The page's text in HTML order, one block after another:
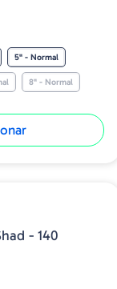
5" - Normal
8" - Normal
- 140